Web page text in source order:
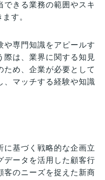
できる業務の範囲やスキ
す。
や専門知識をアピールす
際は、業界に関する知見
ため、企業が必要として
、マッチする経験や知識
に基づく戦略的な企画立
データを活用した顧客行
客のニーズを捉えた新商